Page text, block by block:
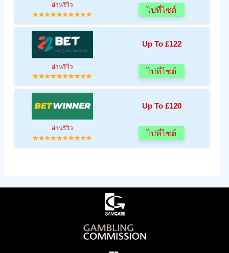
อ่านรีวิว
ไปที่ไซต์
Up To £122
อ่านรีวิว
ไปที่ไซต์
Up To £120
อ่านรีวิว
ไปที่ไซต์